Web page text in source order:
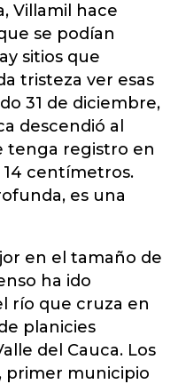
Villamil hace
se podían
sitios que
tristeza ver esas
31 de diciembre,
descendió al
tenga registro en
centímetros.
es una
en el tamaño de
ha ido
río que cruza en
planicies
del Cauca. Los
primer municipio